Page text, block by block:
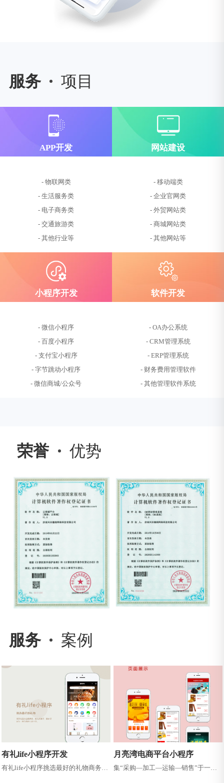
服务 项目
APP开发
- 物联网类
- 生活服务类
- 电子商务类
- 交通旅游类
- 其他行业等
网站建设
- 移动端类
- 企业官网类
- 外贸网站类
- 商城网站类
- 其他网站等
小程序开发
- 微信小程序
- 百度小程序
- 支付宝小程序
- 字节跳动小程序
- 微信商城/公众号
软件开发
- OA办公系统
- CRM管理系统
- ERP管理系统
- 财务费用管理软件
- 其他管理软件系统
荣誉 优势
服务 案例
有礼life小程序开发
有礼life小程序挑选最好的礼物商务礼
月亮湾电商平台小程序
集“采购—加工—运输—销售”于一体